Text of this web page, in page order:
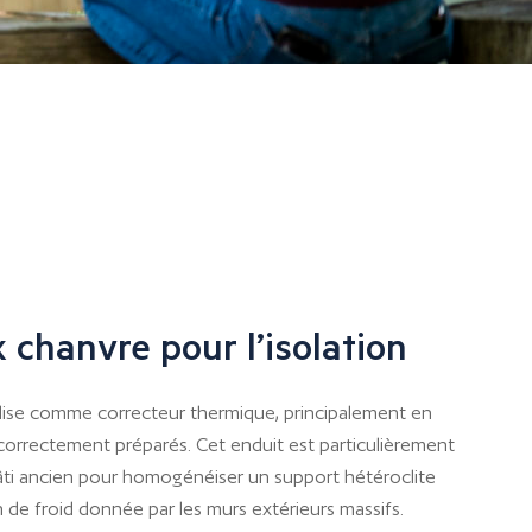
pour l’isolation
comme correcteur thermique, principalement en
préparés. Cet enduit est particulièrement
ancien pour homogénéiser un support hétéroclite
froid donnée par les murs extérieurs massifs.